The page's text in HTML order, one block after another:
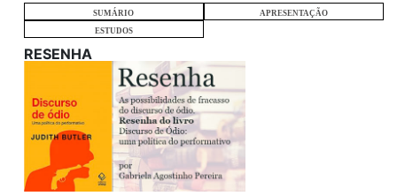
SUMÁRIO
APRESENTAÇÃO
ESTUDOS
RESENHA